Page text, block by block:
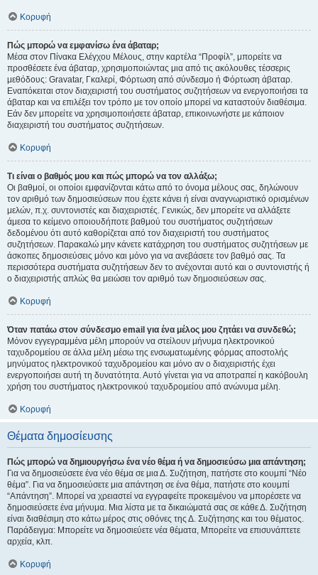
Κορυφή
Πώς μπορώ να εμφανίσω ένα άβαταρ;
Μέσα στον Πίνακα Ελέγχου Μέλους, στην καρτέλα “Προφίλ”, μπορείτε να
προσθέσετε ένα άβαταρ, χρησιμοποιώντας μια από τις ακόλουθες τέσσερις
μεθόδους: Gravatar, Γκαλερί, Φόρτωση από σύνδεσμο ή Φόρτωση άβαταρ.
Εναπόκειται στον διαχειριστή του συστήματος συζητήσεων να ενεργοποιήσει τα
άβαταρ και να επιλέξει τον τρόπο με τον οποίο μπορεί να καταστούν διαθέσιμα.
Εάν δεν μπορείτε να χρησιμοποιήσετε άβαταρ, επικοινωνήστε με κάποιον
διαχειριστή του συστήματος συζητήσεων.
Κορυφή
Τι είναι ο βαθμός μου και πώς μπορώ να τον αλλάξω;
Οι βαθμοί, οι οποίοι εμφανίζονται κάτω από το όνομα μέλους σας, δηλώνουν
τον αριθμό των δημοσιεύσεων που έχετε κάνει ή είναι αναγνωριστικό ορισμένων
μελών, π.χ. συντονιστές και διαχειριστές. Γενικώς, δεν μπορείτε να αλλάξετε
άμεσα το κείμενο οποιουδήποτε βαθμού του συστήματος συζητήσεων
δεδομένου ότι αυτό καθορίζεται από τον διαχειριστή του συστήματος
συζητήσεων. Παρακαλώ μην κάνετε κατάχρηση του συστήματος συζητήσεων με
άσκοπες δημοσιεύσεις μόνο και μόνο για να ανεβάσετε τον βαθμό σας. Τα
περισσότερα συστήματα συζητήσεων δεν το ανέχονται αυτό και ο συντονιστής ή
ο διαχειριστής απλώς θα μειώσει τον αριθμό των δημοσιεύσεων σας.
Κορυφή
Όταν πατάω στον σύνδεσμο email για ένα μέλος μου ζητάει να συνδεθώ;
Μόνον εγγεγραμμένα μέλη μπορούν να στείλουν μήνυμα ηλεκτρονικού
ταχυδρομείου σε άλλα μέλη μέσω της ενσωματωμένης φόρμας αποστολής
μηνύματος ηλεκτρονικού ταχυδρομείου και μόνο αν ο διαχειριστής έχει
ενεργοποιήσει αυτή τη δυνατότητα. Αυτό γίνεται για να αποτραπεί η κακόβουλη
χρήση του συστήματος ηλεκτρονικού ταχυδρομείου από ανώνυμα μέλη.
Κορυφή
Θέματα δημοσίευσης
Πώς μπορώ να δημιουργήσω ένα νέο θέμα ή να δημοσιεύσω μια απάντηση;
Για να δημοσιεύσετε ένα νέο θέμα σε μια Δ. Συζήτηση, πατήστε στο κουμπί “Νέο
θέμα”. Για να δημοσιεύσετε μια απάντηση σε ένα θέμα, πατήστε στο κουμπί
“Απάντηση”. Μπορεί να χρειαστεί να εγγραφείτε προκειμένου να μπορέσετε να
δημοσιεύσετε ένα μήνυμα. Μια λίστα με τα δικαιώματά σας σε κάθε Δ. Συζήτηση
είναι διαθέσιμη στο κάτω μέρος στις οθόνες της Δ. Συζήτησης και του θέματος.
Παράδειγμα: Μπορείτε να δημοσιεύετε νέα θέματα, Μπορείτε να επισυνάπτετε
αρχεία, κλπ.
Κορυφή